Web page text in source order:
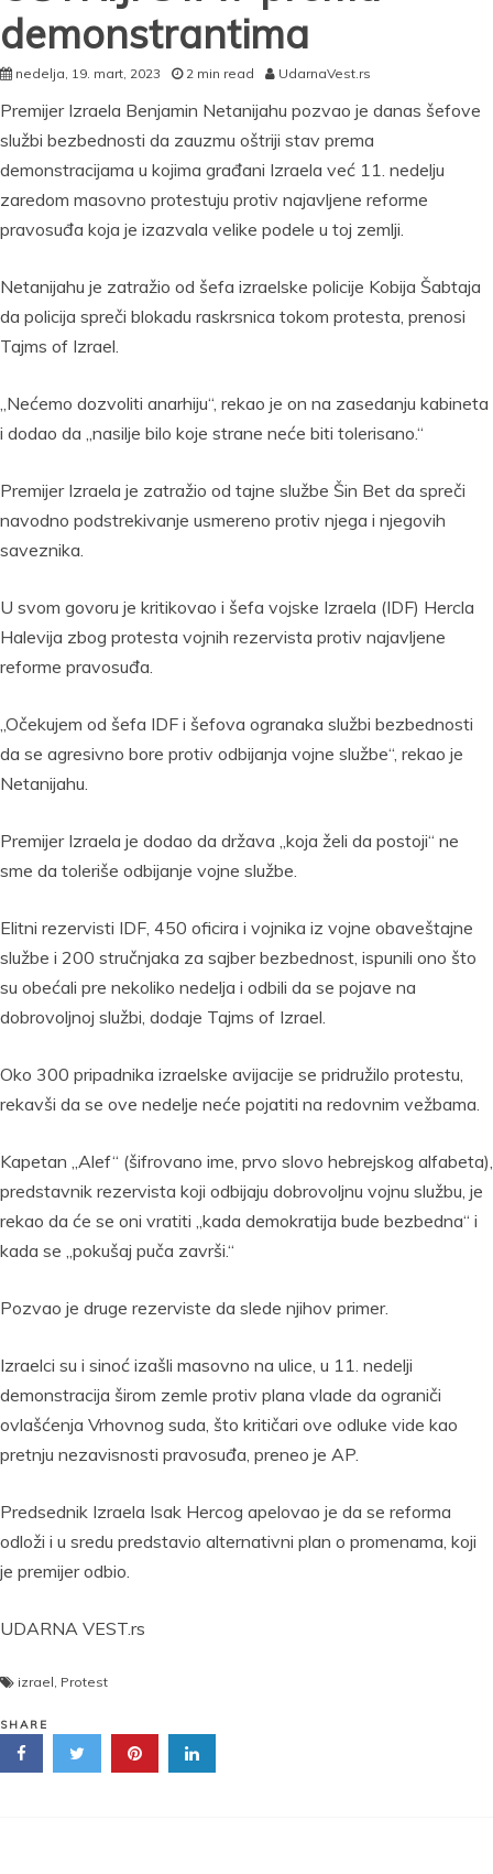
demonstrantima
nedelja, 19. mart, 2023 2 min read UdarnaVest.rs
Premijer Izraela Benjamin Netanijahu pozvao je danas šefove
službi bezbednosti da zauzmu oštriji stav prema
demonstracijama u kojima građani Izraela već 11. nedelju
zaredom masovno protestuju protiv najavljene reforme
pravosuđa koja je izazvala velike podele u toj zemlji.
Netanijahu je zatražio od šefa izraelske policije Kobija Šabtaja
da policija spreči blokadu raskrsnica tokom protesta, prenosi
Tajms of Izrael.
„Nećemo dozvoliti anarhiju“, rekao je on na zasedanju kabineta
i dodao da „nasilje bilo koje strane neće biti tolerisano.“
Premijer Izraela je zatražio od tajne službe Šin Bet da spreči
navodno podstrekivanje usmereno protiv njega i njegovih
saveznika.
U svom govoru je kritikovao i šefa vojske Izraela (IDF) Hercla
Halevija zbog protesta vojnih rezervista protiv najavljene
reforme pravosuđa.
„Očekujem od šefa IDF i šefova ogranaka službi bezbednosti
da se agresivno bore protiv odbijanja vojne službe“, rekao je
Netanijahu.
Premijer Izraela je dodao da država „koja želi da postoji“ ne
sme da toleriše odbijanje vojne službe.
Elitni rezervisti IDF, 450 oficira i vojnika iz vojne obaveštajne
službe i 200 stručnjaka za sajber bezbednost, ispunili ono što
su obećali pre nekoliko nedelja i odbili da se pojave na
dobrovoljnoj službi, dodaje Tajms of Izrael.
Oko 300 pripadnika izraelske avijacije se pridružilo protestu,
rekavši da se ove nedelje neće pojatiti na redovnim vežbama.
Kapetan „Alef“ (šifrovano ime, prvo slovo hebrejskog alfabeta),
predstavnik rezervista koji odbijaju dobrovoljnu vojnu službu, je
rekao da će se oni vratiti „kada demokratija bude bezbedna“ i
kada se „pokušaj puča završi.“
Pozvao je druge rezerviste da slede njihov primer.
Izraelci su i sinoć izašli masovno na ulice, u 11. nedelji
demonstracija širom zemle protiv plana vlade da ograniči
ovlašćenja Vrhovnog suda, što kritičari ove odluke vide kao
pretnju nezavisnosti pravosuđa, preneo je AP.
Predsednik Izraela Isak Hercog apelovao je da se reforma
odloži i u sredu predstavio alternativni plan o promenama, koji
je premijer odbio.
UDARNA VEST.rs
izrael, Protest
SHARE